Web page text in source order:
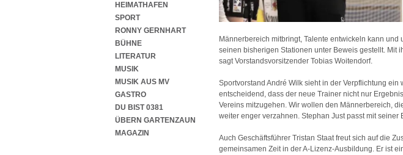
HEIMATHAFEN
SPORT
RONNY GERNHART
BÜHNE
LITERATUR
MUSIK
MUSIK AUS MV
GASTRO
DU BIST 0381
ÜBERN GARTENZAUN
MAGAZIN
Männerbereich mitbringt, Talente entwickeln kann
seinen bisherigen Stationen unter Beweis gestellt. Mit
sagt Vorstandsvorsitzender Tobias Woitendorf.
Sportvorstand André Wilk sieht in der Verpflichtung
entscheidend, dass der neue Trainer nicht nur
Vereins mitzugehen. Wir wollen den Männerbereich,
weiter enger verzahnen. Stephan Just passt mit seiner
Auch Geschäftsführer Tristan Staat freut sich auf die
gemeinsamen Zeit in der A-Lizenz-Ausbildung. Er ist